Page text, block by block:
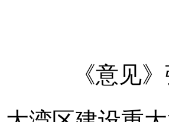
《意见》强